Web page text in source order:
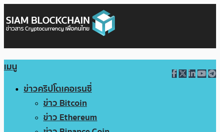
เมนู
ข่าวคริปโตเคอเรนซี่
ข่าว Bitcoin
ข่าว Ethereum